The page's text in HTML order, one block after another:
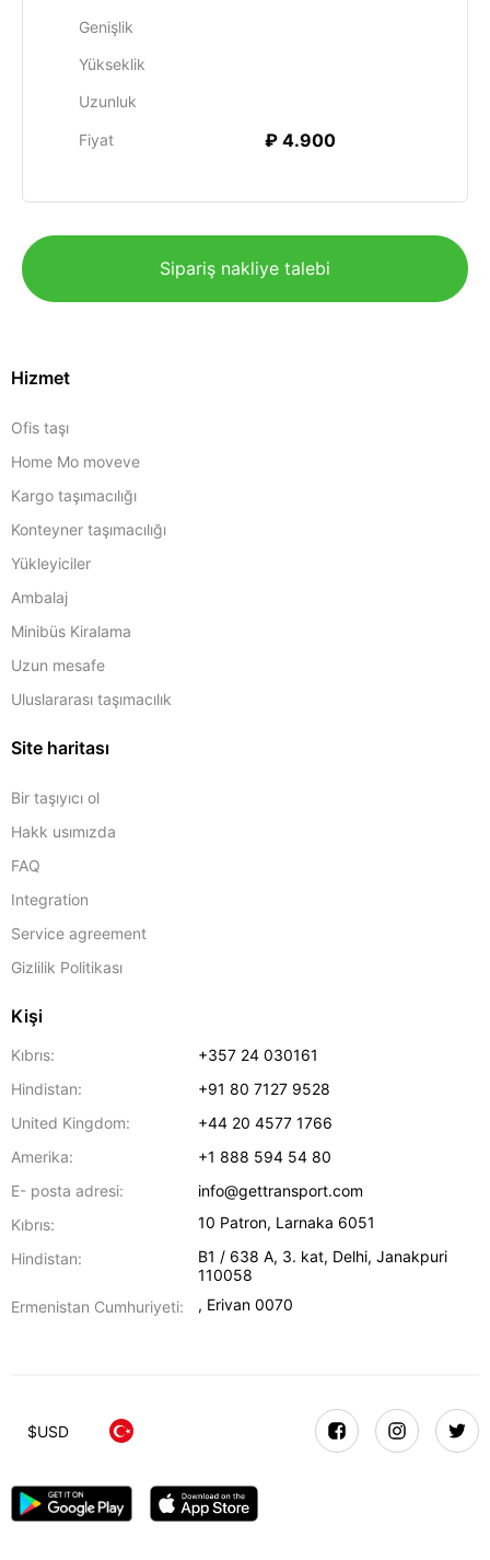
Genişlik
Yükseklik
Uzunluk
Fiyat ₽ 4.900
Sipariş nakliye talebi
Hizmet
Ofis taşı
Home Mo moveve
Kargo taşımacılığı
Konteyner taşımacılığı
Yükleyiciler
Ambalaj
Minibüs Kiralama
Uzun mesafe
Uluslararası taşımacılık
Site haritası
Bir taşıyıcı ol
Hakk usımızda
FAQ
Integration
Service agreement
Gizlilik Politikası
Kişi
Kıbrıs:
+357 24 030161
Hindistan:
+91 80 7127 9528
United Kingdom:
+44 20 4577 1766
Amerika:
+1 888 594 54 80
E- posta adresi:
info@gettransport.com
Kıbrıs:
10 Patron, Larnaka 6051
Hindistan:
B1 / 638 A, 3. kat, Delhi,Janakpuri
110058
Ermenistan Cumhuriyeti:
, Erivan 0070
$USD